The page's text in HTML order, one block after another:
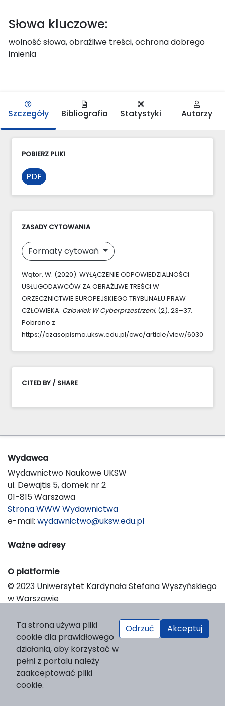
Słowa kluczowe:
wolność słowa, obraźliwe treści, ochrona dobrego
imienia
Szczegóły Bibliografia Statystyki Autorzy
POBIERZ PLIKI
PDF
ZASADY CYTOWANIA
Formaty cytowań
Wątor, W. (2020). WYŁĄCZENIE ODPOWIEDZIALNOŚCI
USŁUGODAWCÓW ZA OBRAŹLIWE TREŚCI W
ORZECZNICTWIE EUROPEJSKIEGO TRYBUNAŁU PRAW
CZŁOWIEKA. Człowiek W Cyberprzestrzeni, (2), 23–37.
Pobrano z
https://czasopisma.uksw.edu.pl/cwc/article/view/6030
CITED BY / SHARE
Wydawca
Wydawnictwo Naukowe UKSW
ul. Dewajtis 5, domek nr 2
01-815 Warszawa
Strona WWW Wydawnictwa
e-mail: wydawnictwo@uksw.edu.pl
Ważne adresy
O platformie
© 2023 Uniwersytet Kardynała Stefana Wyszyńskiego
w Warszawie
Platform & Workflow by OJS/PKP
Ta strona używa pliki
cookie dla prawidłowego
działania, aby korzystać w
pełni z portalu należy
zaakceptować pliki
cookie.
Odrzuć Akceptuj